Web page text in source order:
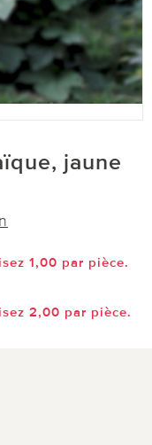
jaune
1,00 par pièce.
2,00 par pièce.